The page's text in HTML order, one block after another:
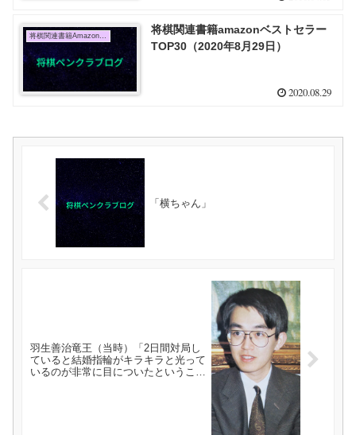
将棋関連書籍Amazon売上TOP10
将棋関連書籍amazonベストセラー
TOP30（2020年8月29日）
2020.08.29
「横ちゃん」
羽生善治竜王（当時）「2日間対局し
ていると結婚指輪がキラキラと光って
いるのが非常に目についたということ